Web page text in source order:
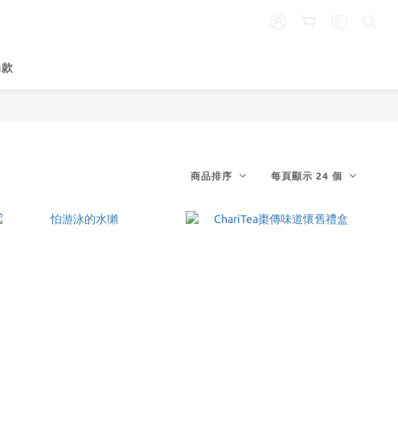
商品排序 每頁顯示 24 個